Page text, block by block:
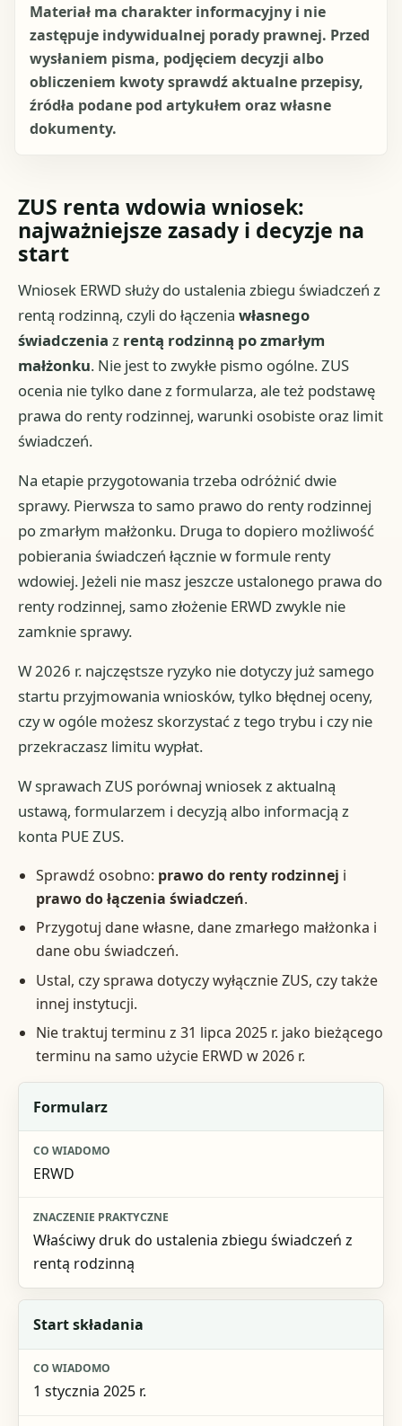
Materiał ma charakter informacyjny i nie
zastępuje indywidualnej porady prawnej. Przed
wysłaniem pisma, podjęciem decyzji albo
obliczeniem kwoty sprawdź aktualne przepisy,
źródła podane pod artykułem oraz własne
dokumenty.
ZUS renta wdowia wniosek:
najważniejsze zasady i decyzje na
start
Wniosek ERWD służy do ustalenia zbiegu świadczeń z
rentą rodzinną, czyli do łączeniawłasnego
świadczenia z rentą rodzinną po zmarłym
małżonku. Nie jest to zwykłe pismo ogólne. ZUS
ocenia nie tylko dane z formularza, ale też podstawę
prawa do renty rodzinnej, warunki osobiste oraz limit
świadczeń.
Na etapie przygotowania trzeba odróżnić dwie
sprawy. Pierwsza to samo prawo do renty rodzinnej
po zmarłym małżonku. Druga to dopiero możliwość
pobierania świadczeń łącznie w formule renty
wdowiej. Jeżeli nie masz jeszcze ustalonego prawa do
renty rodzinnej, samo złożenie ERWD zwykle nie
zamknie sprawy.
W 2026 r. najczęstsze ryzyko nie dotyczy już samego
startu przyjmowania wniosków, tylko błędnej oceny,
czy w ogóle możesz skorzystać z tego trybu i czy nie
przekraczasz limitu wypłat.
W sprawach ZUS porównaj wniosek z aktualną
ustawą, formularzem i decyzją albo informacją z
konta PUE ZUS.
Sprawdź osobno: prawo do renty rodzinnej i
prawo do łączenia świadczeń.
Przygotuj dane własne, dane zmarłego małżonka i
dane obu świadczeń.
Ustal, czy sprawa dotyczy wyłącznie ZUS, czy także
innej instytucji.
Nie traktuj terminu z 31 lipca 2025 r. jako bieżącego
terminu na samo użycie ERWD w 2026 r.
Element
Co wiadomo
Formularz
ERWD
Właściwy druk do ustalenia zbiegu świadczeń z
rentą rodzinną
Start składania
1 stycznia 2025 r.